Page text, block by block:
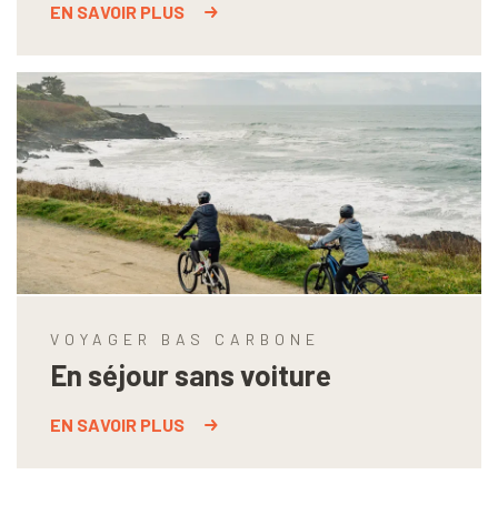
EN SAVOIR PLUS
VOYAGER BAS CARBONE
En séjour sans voiture
EN SAVOIR PLUS